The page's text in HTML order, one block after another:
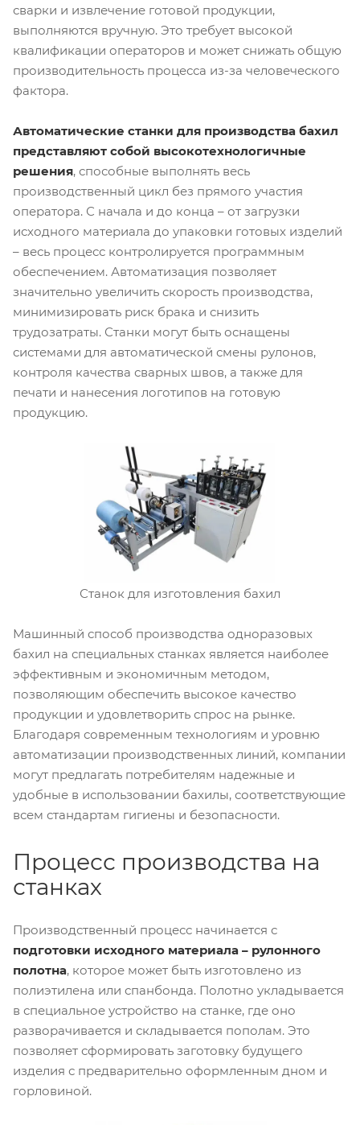
сварки и извлечение готовой продукции,
выполняются вручную. Это требует высокой
квалификации операторов и может снижать общую
производительность процесса из-за человеческого
фактора.
Автоматические станки для производства бахил
представляют собой высокотехнологичные
решения, способные выполнять весь
производственный цикл без прямого участия
оператора. С начала и до конца – от загрузки
исходного материала до упаковки готовых изделий
– весь процесс контролируется программным
обеспечением. Автоматизация позволяет
значительно увеличить скорость производства,
минимизировать риск брака и снизить
трудозатраты. Станки могут быть оснащены
системами для автоматической смены рулонов,
контроля качества сварных швов, а также для
печати и нанесения логотипов на готовую
продукцию.
Станок для изготовления бахил
Машинный способ производства одноразовых
бахил на специальных станках является наиболее
эффективным и экономичным методом,
позволяющим обеспечить высокое качество
продукции и удовлетворить спрос на рынке.
Благодаря современным технологиям и уровню
автоматизации производственных линий, компании
могут предлагать потребителям надежные и
удобные в использовании бахилы, соответствующие
всем стандартам гигиены и безопасности.
Процесс производства на
станках
Производственный процесс начинается с
подготовки исходного материала – рулонного
полотна, которое может быть изготовлено из
полиэтилена или спанбонда. Полотно укладывается
в специальное устройство на станке, где оно
разворачивается и складывается пополам. Это
позволяет сформировать заготовку будущего
изделия с предварительно оформленным дном и
горловиной.